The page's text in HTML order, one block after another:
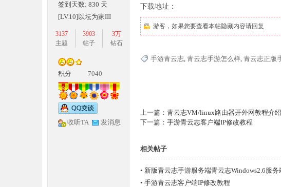
游
签到天数: 830 天
[LV.10]以坛为家III
3137
主题
3903
帖子
3万
钻石
积分 7040
收听TA 发消息
下载地址：
游客，如果您要查看本帖隐藏内容请回复
手游青云志, 青云志手游怎么样, 青云志正版
上一篇： 青云志VM/linux路由器开外网教程介绍
下一篇： 手游青云志客户端IP修改教程
相关帖子
• 新版青云志手游服务端青云志Windows2.6服
机
• 手游青云志客户端IP修改教程